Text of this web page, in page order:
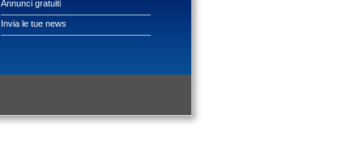
Annunci gratuiti
Invia le tue news